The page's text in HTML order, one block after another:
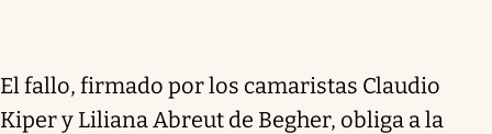
El fallo, firmado por los camaristas Claudio
Kiper y Liliana Abreut de Begher, obliga a la